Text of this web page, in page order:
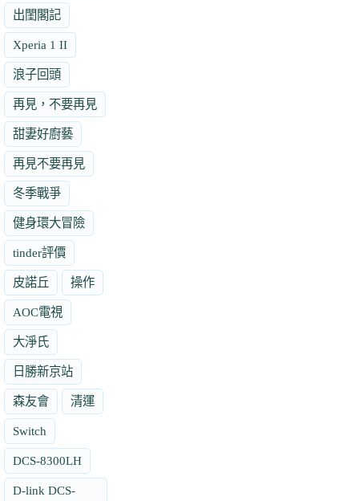
出閨閣記
Xperia 1 II
浪子回頭
再見，不要再見
甜妻好廚藝
再見不要再見
冬季戰爭
健身環大冒險
tinder評價
皮諾丘 操作
AOC電視
大淨氏
日勝新京站
森友會 清運
Switch
DCS-8300LH
D-link DCS-